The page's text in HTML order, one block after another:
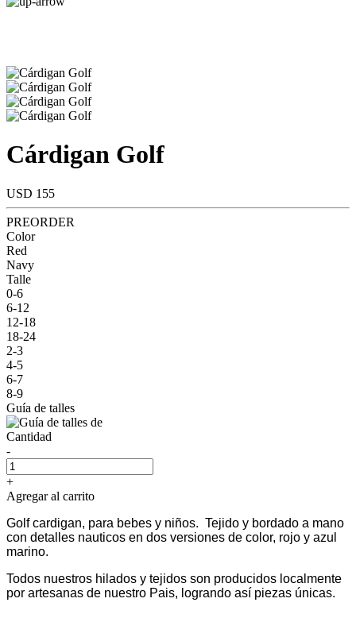
Cárdigan Golf
USD 155
PREORDER
Color
Red
Navy
Talle
0-6
6-12
12-18
18-24
2-3
4-5
6-7
8-9
Guía de talles
Cantidad
-
+
Agregar al carrito
Golf cardigan, para bebes y niños. Tejido y bordado a mano
con detalles nauticos en dos versiones de color, rojo y azul
marino.
Todos nuestros hilados y tejidos son producidos localmente
por artesanas de nuestro Pais, logrando así piezas únicas.